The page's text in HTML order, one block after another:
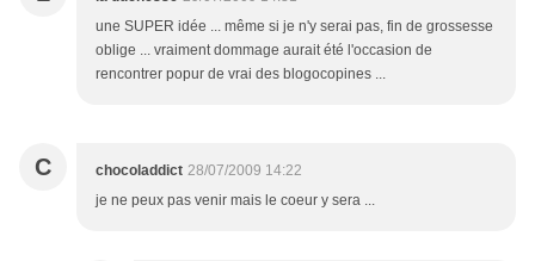
une SUPER idée ... même si je n'y serai pas, fin de grossesse
oblige ... vraiment dommage aurait été l'occasion de
rencontrer popur de vrai des blogocopines ...
C chocoladdict 28/07/2009 14:22
je ne peux pas venir mais le coeur y sera ...